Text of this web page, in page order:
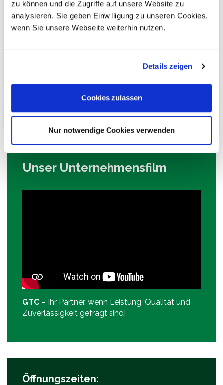
zu können und die Zugriffe auf unsere Website zu
analysieren. Sie geben Einwilligung zu unseren Cookies,
wenn Sie unsere Webseite weiterhin nutzen.
Details zeigen
Cookies zulassen
Nur notwendige Cookies verwenden
Innenausbau anfallenden Arbeiten mit hoher
Expertise aus - einschließlich der Installation von
Wärmepumpen als fachkompetenter
Unser Unternehmensfilm
GTC – Ihr Partner, wenn Leistung, Qualität und
Zuverlässigkeit gefragt sind!
Öffnungszeiten: